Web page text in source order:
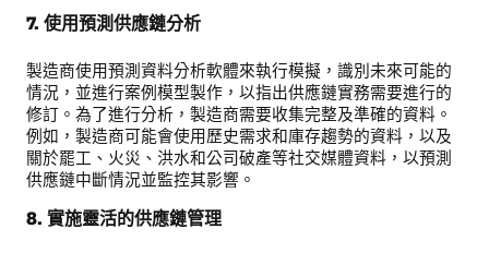
7. 使用預測供應鏈分析
製造商使用預測資料分析軟體來執行模擬，識別未來可能的
情況，並進行案例模型製作，以指出供應鏈實務需要進行的
修訂。為了進行分析，製造商需要收集完整及準確的資料。
例如，製造商可能會使用歷史需求和庫存趨勢的資料，以及
關於罷工、火災、洪水和公司破產等社交媒體資料，以預測
供應鏈中斷情況並監控其影響。
8. 實施靈活的供應鏈管理